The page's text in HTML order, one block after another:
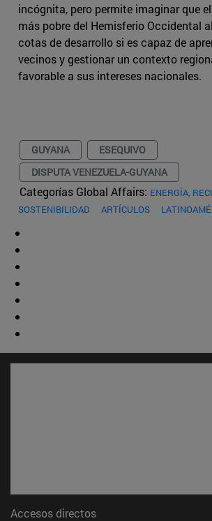
incógnita, pero permite imaginar que
más pobre del Hemisferio Occidental
cotas de desarrollo si es capaz de
vecinos y gestionar un contexto
favorable a sus intereses nacionales.
GUYANA
ESEQUIVO
DISPUTA VENEZUELA-GUYANA
Categorías Global Affairs: ENERGÍA,
SOSTENIBILIDAD
ARTÍCULOS
Accesos directos